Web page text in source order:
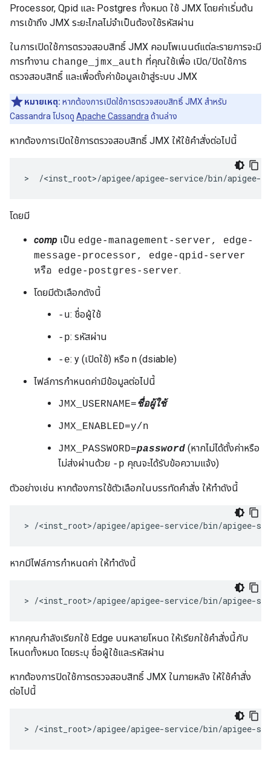
Processor, Qpid และ Postgres ทั้งหมด ใช้ JMX โดยค่าเริ่มต้น
การเข้าถึง JMX ระยะไกลไม่จำเป็นต้องใช้รหัสผ่าน
ในการเปิดใช้การตรวจสอบสิทธิ์ JMX คอมโพเนนต์แต่ละรายการจะมี
การทำงาน change_jmx_auth ที่คุณใช้เพื่อ เปิด/ปิดใช้การ
ตรวจสอบสิทธิ์ และเพื่อตั้งค่าข้อมูลเข้าสู่ระบบ JMX
หมายเหตุ: หากต้องการเปิดใช้การตรวจสอบสิทธิ์ JMX สำหรับ
Cassandra โปรดดู Apache Cassandra ด้านล่าง
หากต้องการเปิดใช้การตรวจสอบสิทธิ์ JMX ให้ใช้คำสั่งต่อไปนี้
>  /<inst_root>/apigee/apigee-service/bin/apigee-
โดยมี
comp เป็น edge-management-server, edge-
message-processor, edge-qpid-server
หรือ edge-postgres-server.
โดยมีตัวเลือกดังนี้
-u: ชื่อผู้ใช้
-p: รหัสผ่าน
-e: y (เปิดใช้) หรือ n (dsiable)
ไฟล์การกำหนดค่ามีข้อมูลต่อไปนี้
JMX_USERNAME=ชื่อผู้ใช้
JMX_ENABLED=y/n
JMX_PASSWORD=password (หากไม่ได้ตั้งค่าหรือ
ไม่ส่งผ่านด้วย -p คุณจะได้รับข้อความแจ้ง)
ตัวอย่างเช่น หากต้องการใช้ตัวเลือกในบรรทัดคำสั่ง ให้ทำดังนี้
> /<inst_root>/apigee/apigee-service/bin/apigee-
หากมีไฟล์การกำหนดค่า ให้ทำดังนี้
> /<inst_root>/apigee/apigee-service/bin/apigee-
หากคุณกำลังเรียกใช้ Edge บนหลายโหนด ให้เรียกใช้คำสั่งนี้กับ
โหนดทั้งหมด โดยระบุ ชื่อผู้ใช้และรหัสผ่าน
หากต้องการปิดใช้การตรวจสอบสิทธิ์ JMX ในภายหลัง ให้ใช้คำสั่ง
ต่อไปนี้
> /<inst_root>/apigee/apigee-service/bin/apigee-